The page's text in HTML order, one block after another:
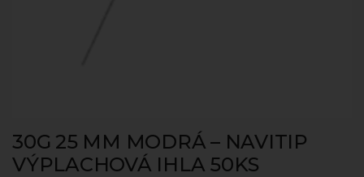
30G 25 MM MODRÁ – NAVITIP
VÝPLACHOVÁ IHLA 50KS